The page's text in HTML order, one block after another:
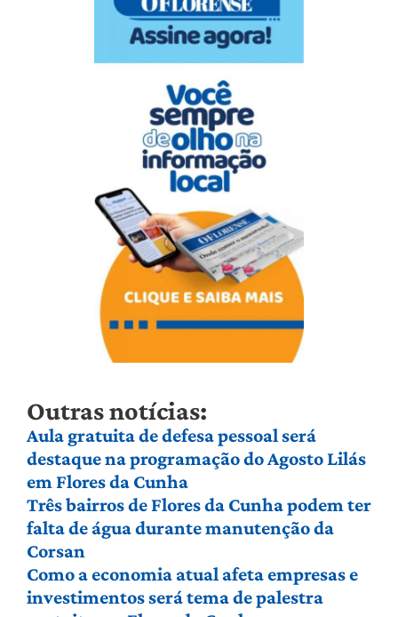
Outras notícias:
Aula gratuita de defesa pessoal será
destaque na programação do Agosto Lilás
em Flores da Cunha
Três bairros de Flores da Cunha podem ter
falta de água durante manutenção da
Corsan
Como a economia atual afeta empresas e
investimentos será tema de palestra